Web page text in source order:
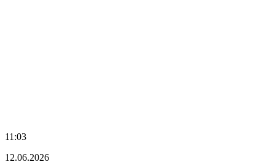
11:03
12.06.2026